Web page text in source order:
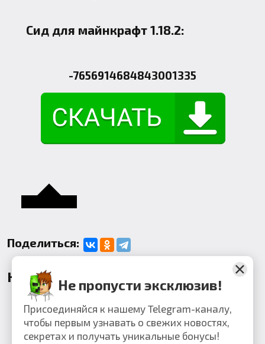
Сид для майнкрафт 1.18.2:
-7656914684843001335
Поделиться:
КомментарииНе пропусти эксклюзив!
Присоединяйся к нашему Telegram-каналу,
чтобы первым узнавать о свежих новостях,
секретах и получать уникальные бонусы!